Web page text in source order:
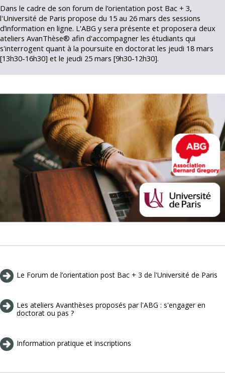
Dans le cadre de son forum de l’orientation post Bac + 3,
l'Université de Paris propose du 15 au 26 mars des sessions
d’information en ligne. L'ABG y sera présente et proposera deux
ateliers AvanThèse® afin d'accompagner les étudiants qui
s'interrogent quant à la poursuite en doctorat les jeudi 18 mars
[13h30-16h30] et le jeudi 25 mars [9h30-12h30].
Le Forum de l’orientation post Bac + 3 de l'Université de Paris
Les ateliers Avanthèses proposés par l'ABG : s'engager en
doctorat ou pas ?
Information pratique et inscriptions